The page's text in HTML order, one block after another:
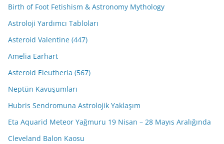
Birth of Foot Fetishism & Astronomy Mythology
Astroloji Yardımcı Tabloları
Asteroid Valentine (447)
Amelia Earhart
Asteroid Eleutheria (567)
Neptün Kavuşumları
Hubris Sendromuna Astrolojik Yaklaşım
Eta Aquarid Meteor Yağmuru 19 Nisan – 28 Mayıs Aralığında
Cleveland Balon Kaosu